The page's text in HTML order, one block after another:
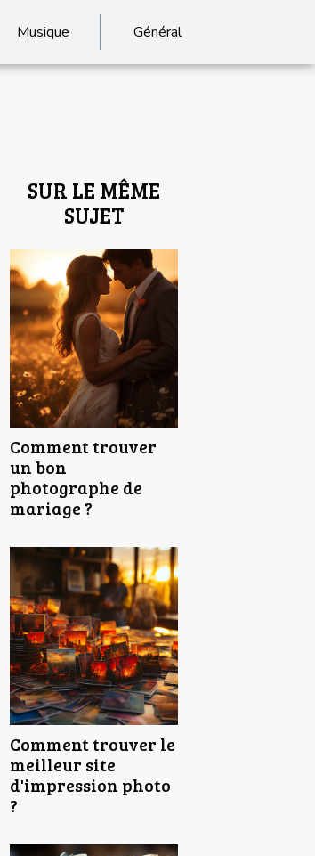
Musique Général
SUR LE MÊME
SUJET
Comment trouver
un bon
photographe de
mariage ?
Comment trouver le
meilleur site
d'impression photo
?